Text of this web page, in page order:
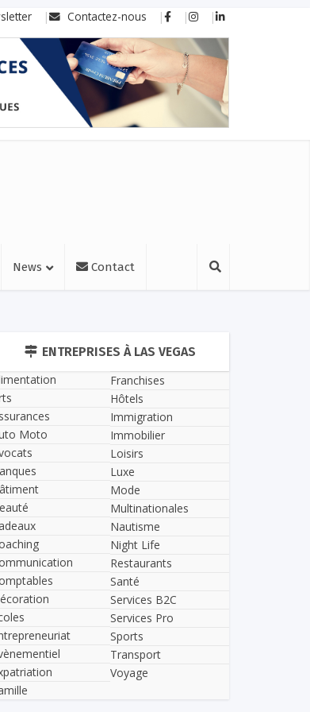
Contactez-nous
News Contact
ENTREPRISES À LAS VEGAS
Moto
Franchises
Hôtels
Immigration
Immobilier
Loisirs
Luxe
Mode
Multinationales
Nautisme
Night Life
Restaurants
Santé
Services B2C
Services Pro
Sports
Transport
Voyage